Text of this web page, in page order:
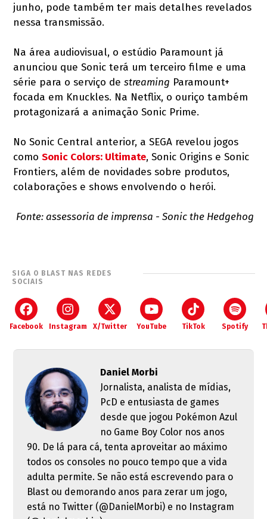
junho, pode também ter mais detalhes revelados
nessa transmissão.
Na área audiovisual, o estúdio Paramount já
anunciou que Sonic terá um terceiro filme e uma
série para o serviço destreaming Paramount+
focada em Knuckles. Na Netflix, o ouriço também
protagonizará a animação Sonic Prime.
No Sonic Central anterior, a SEGA revelou jogos
comoSonic Colors: Ultimate, Sonic Origins e Sonic
Frontiers, além de novidades sobre produtos,
colaborações e shows envolvendo o herói.
Fonte: assessoria de imprensa - Sonic the Hedgehog
SIGA O BLAST NAS REDES
SOCIAIS
Facebook Instagram X/Twitter YouTube TikTok Spotify
Daniel Morbi
Jornalista, analista de mídias,
PcD e entusiasta de games
desde que jogou Pokémon Azul
no Game Boy Color nos anos
90. De lá para cá, tenta aproveitar ao máximo
todos os consoles no pouco tempo que a vida
adulta permite. Se não está escrevendo para o
Blast ou demorando anos para zerar um jogo,
está no Twitter (@DanielMorbi) e no Instagram